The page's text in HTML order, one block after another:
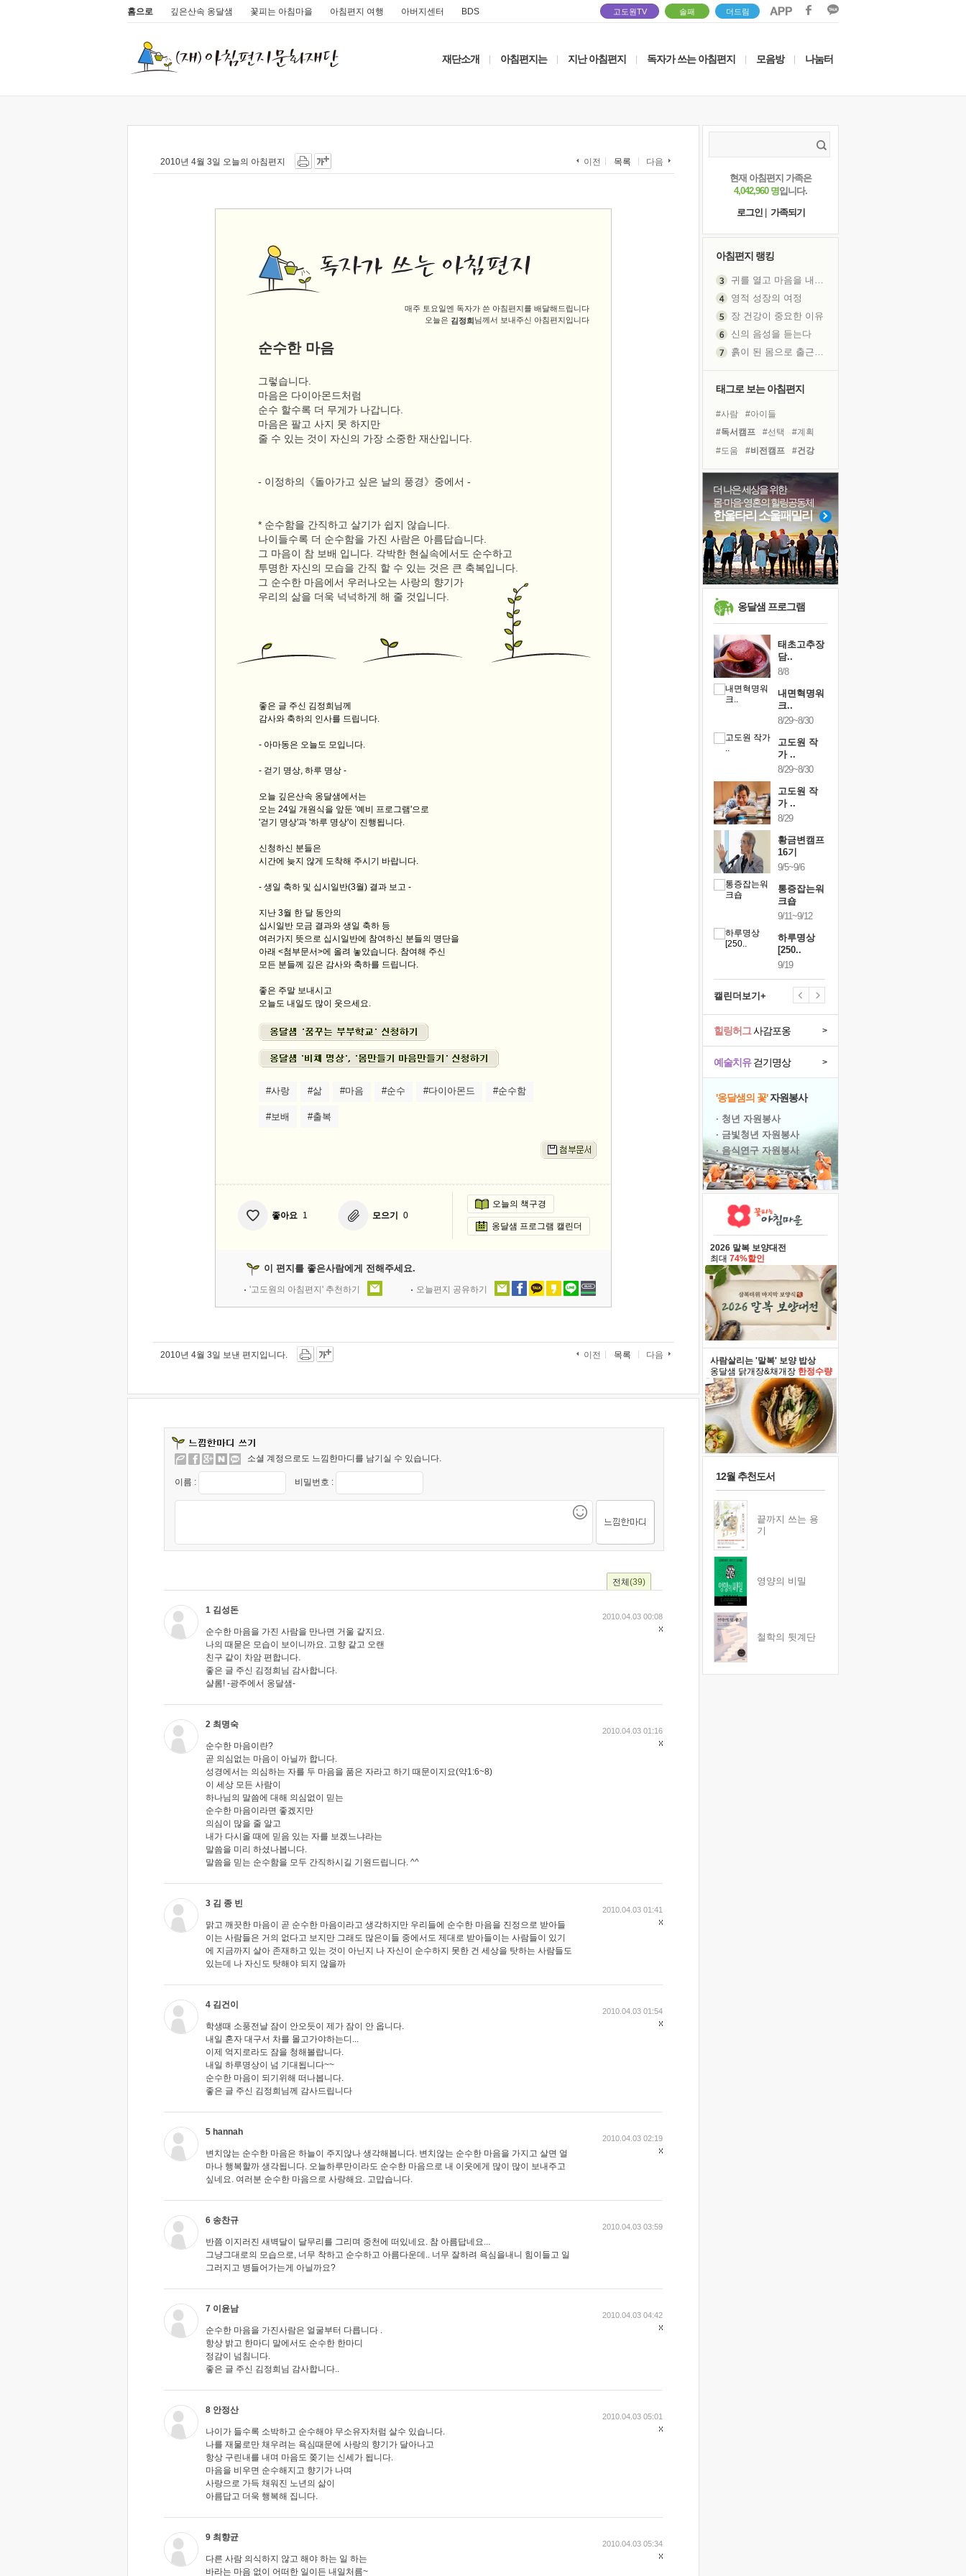
홈으로 깊은산속 옹달샘 꽃피는 아침마을 아침편지 여행 아버지센터 BDS 고도원TV 솔패 더드림
재단소개 아침편지는 지난 아침편지 독자가 쓰는 아침편지 모음방 나눔터
2010년 4월 3일 오늘의 아침편지 이전 목록 다음
매주 토요일엔 독자가 쓴 아침편지를 배달해드립니다
오늘은 김정희 님께서 보내주신 아침편지입니다
순수한 마음
그렇습니다.
마음은 다이아몬드처럼
순수 할수록 더 무게가 나갑니다.
마음은 팔고 사지 못 하지만
줄 수 있는 것이 자신의 가장 소중한 재산입니다.
- 이정하의《돌아가고 싶은 날의 풍경》중에서 -
* 순수함을 간직하고 살기가 쉽지 않습니다.
나이들수록 더 순수함을 가진 사람은 아름답습니다.
그 마음이 참 보배 입니다. 각박한 현실속에서도 순수하고
투명한 자신의 모습을 간직 할 수 있는 것은 큰 축복입니다.
그 순수한 마음에서 우러나오는 사랑의 향기가
우리의 삶을 더욱 넉넉하게 해 줄 것입니다.
좋은 글 주신 김정희님께
감사와 축하의 인사를 드립니다.
- 아마동은 오늘도 모입니다.
- 걷기 명상, 하루 명상 -
오늘 깊은산속 옹달샘에서는
오는 24일 개원식을 앞둔 '예비 프로그램'으로
'걷기 명상'과 '하루 명상'이 진행됩니다.
신청하신 분들은
시간에 늦지 않게 도착해 주시기 바랍니다.
- 생일 축하 및 십시일반(3월) 결과 보고 -
지난 3월 한 달 동안의
십시일반 모금 결과와 생일 축하 등
여러가지 뜻으로 십시일반에 참여하신 분들의 명단을
아래 <첨부문서>에 올려 놓았습니다. 참여해 주신
모든 분들께 깊은 감사와 축하를 드립니다.
좋은 주말 보내시고
오늘도 내일도 많이 웃으세요.
#사랑 #삶 #마음 #순수 #다이아몬드 #순수함
#보배 #출복
좋아요 1 모으기 0
오늘의 책구경
옹달샘 프로그램 캘린더
이 편지를 좋은사람에게 전해주세요.
'고도원의 아침편지' 추천하기 오늘편지 공유하기
2010년 4월 3일 보낸 편지입니다. 이전 목록 다음
소셜 계정으로도 느낌한마디를 남기실 수 있습니다.
이름 : 비밀번호 :
전체 (39)
1 김성돈
순수한 마음을 가진 사람을 만나면 거울 같지요.
나의 때묻은 모습이 보이니까요. 고향 같고 오랜
친구 같이 차암 편합니다.
좋은 글 주신 김정희님 감사합니다.
샬롬! -광주에서 옹달샘-
2010.04.03 00:08
2 최명숙
순수한 마음이란?
곧 의심없는 마음이 아닐까 합니다.
성경에서는 의심하는 자를 두 마음을 품은 자라고 하기 때문이지요(약1:6~8)
이 세상 모든 사람이
하나님의 말씀에 대해 의심없이 믿는
순수한 마음이라면 좋겠지만
의심이 많을 줄 알고
내가 다시올 때에 믿음 있는 자를 보겠느냐라는
말씀을 미리 하셨나봅니다.
말씀을 믿는 순수함을 모두 간직하시길 기원드립니다. ^^
2010.04.03 01:16
3 김 종 빈
맑고 깨끗한 마음이 곧 순수한 마음이라고 생각하지만 우리들에 순수한 마음을 진정으로 받아들
이는 사람들은 거의 없다고 보지만 그래도 많은이들 중에서도 제대로 받아들이는 사람들이 있기
에 지금까지 살아 존재하고 있는 것이 아닌지 나 자신이 순수하지 못한 건 세상을 탓하는 사람들도
있는데 나 자신도 탓해야 되지 않을까
2010.04.03 01:41
4 김건이
학생때 소풍전날 잠이 안오듯이 제가 잠이 안 옵니다.
내일 혼자 대구서 차를 몰고가야하는디...
이제 억지로라도 잠을 청해볼랍니다.
내일 하루명상이 넘 기대됩니다~~
순수한 마음이 되기위해 떠나봅니다.
좋은 글 주신 김정희님께 감사드립니다
2010.04.03 01:54
5 hannah
변치않는 순수한 마음은 하늘이 주지않나 생각해봅니다. 변치않는 순수한 마음을 가지고 살면 얼
마나 행복할까 생각됩니다. 오늘하루만이라도 순수한 마음으로 내 이웃에게 많이 많이 보내주고
싶네요. 여러분 순수한 마음으로 사랑해요. 고맙습니다.
2010.04.03 02:19
6 송찬규
반쯤 이지러진 새벽달이 달무리를 그리며 중천에 떠있네요. 참 아름답네요...
그냥그대로의 모습으로, 너무 착하고 순수하고 아름다운데.. 너무 잘하려 욕심을내니 힘이들고 일
그러지고 병들어가는게 아닐까요?
2010.04.03 03:59
7 이윤남
순수한 마음을 가진사람은 얼굴부터 다릅니다 .
항상 밝고 한마디 말에서도 순수한 한마디
정감이 넘침니다.
좋은 글 주신 김정희님 감사합니다..
2010.04.03 04:42
8 안정산
나이가 들수록 소박하고 순수해야 무소유자처럼 살수 있습니다.
나를 재물로만 채우려는 욕심때문에 사랑의 향기가 달아나고
항상 구린내를 내며 마음도 쫒기는 신세가 됩니다.
마음을 비우면 순수해지고 향기가 나며
사랑으로 가득 채워진 노년의 삶이
아름답고 더욱 행복해 집니다.
2010.04.03 05:01
9 최향균
다른 사람 의식하지 않고 해야 하는 일 하는
바라는 마음 없이 어떠한 일이든 내일처름~
2010.04.03 05:34
현재 아침편지 가족은
4,042,960 명입니다.
로그인
가족되기
아침편지 랭킹
영적 성장의 여정
장 건강이 중요한 이유
신의 음성을 듣는다
처음 손을 잡았던 날
꿈이 실제가 되는 것
'말 타는 법'을 먼저
아픈 아버지를 위한 공간 설계
졸업식 사진을 보며
극심한 변비, 어깨결림, 수면 장애
보고 싶은 어머니
마음이 멈춰 버린 곳
유년 시절의 부산 영도 바다
못된 꼰대들
희망이란
태그로 보는 아침편지
#사람
#아이들
#독서캠프
#선택
#계획
#도움
#비전캠프
#건강
#리더
#경험
#명상
#유튜브
#바이러스
#면역력
#나눔
#링컨학교
#극복
#희망
#다짐
#독서
더 나은 세상을 위한
몸·마음·영혼의 힐링공동체
한울타리 소울패밀리
옹달샘 프로그램
태초고추장
담..
8/8
내면혁명워
크..
8/29~8/30
고도원 작
가 ..
8/29~8/30
고도원 작
가 ..
8/29
황금변캠프
16기
9/5~9/6
통증잡는워
크숍
9/11~9/12
하루명상
[250..
9/19
캘린더보기+
예술치유걷기명상 >
힐링허그사감포옹 >
'옹달샘의 꽃'자원봉사
· 청년 자원봉사
· 금빛청년 자원봉사
· 음식연구 자원봉사
2026 말복 보양대전
최대 74%할인
사람살리는 '말복' 보양 밥상
옹달샘 닭개장&채개장 한정수량
12월 추천도서
끝까지 쓰는 용
기
영양의 비밀
철학의 뒷계단